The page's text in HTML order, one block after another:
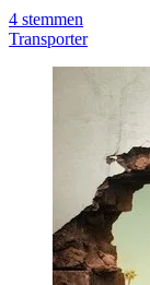
4 stemmen
Transporter